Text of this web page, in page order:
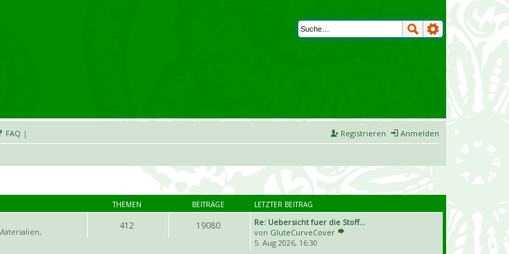
FAQ | Anmelden
Registrieren
THEMEN BEITRÄGE LETZTER BEITRAG
412 19080
Re: Uebersicht fuer die Stoff…
von GluteCurveCover
5. Aug 2026, 16:30